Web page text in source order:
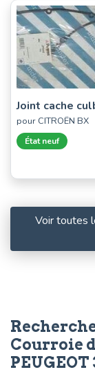
Joint cache
pour CITROËN BX
État neuf
Voir toutes
Courroie
PEUGEOT